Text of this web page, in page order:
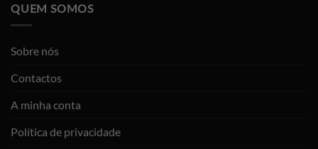
QUEM SOMOS
Sobre nós
Contactos
A minha conta
Política de privacidade